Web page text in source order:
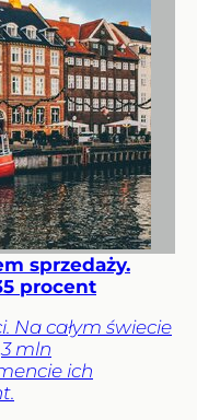
sprzedaży.
procent
Na całym świecie
mln
ich